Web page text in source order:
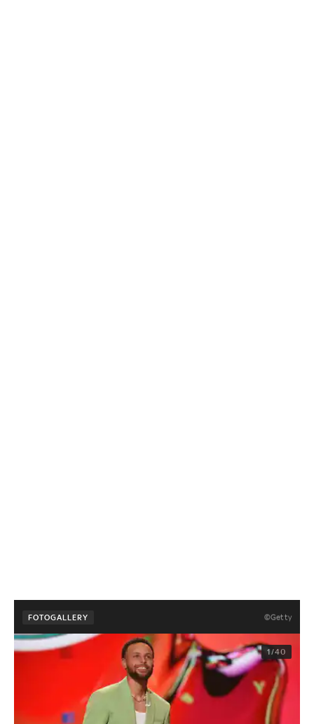
FOTOGALLERY ©Getty
1/40